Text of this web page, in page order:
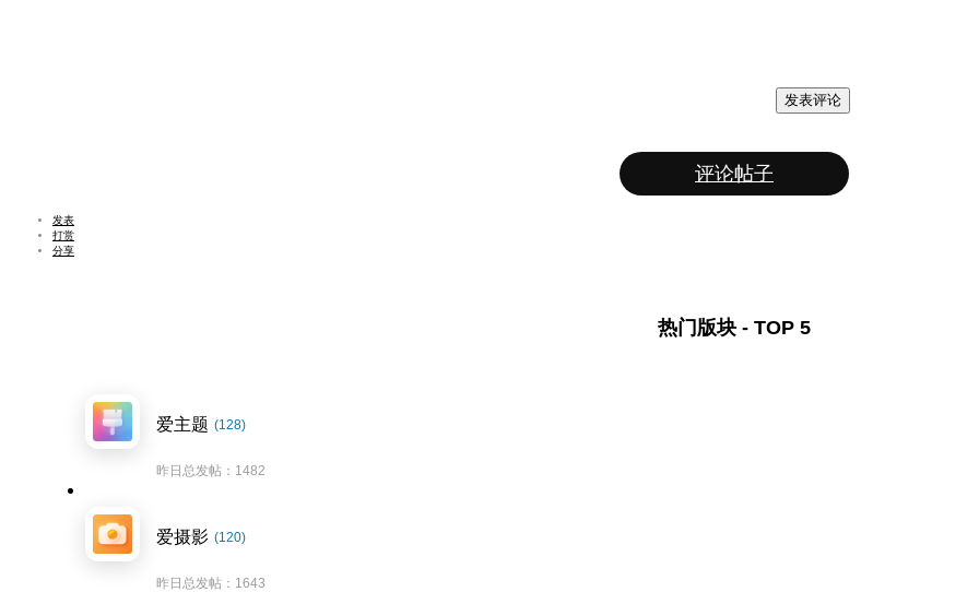
发表评论
评论帖子
发表
打赏
分享
热门版块 - TOP 5
爱主题 (128)
昨日总发帖：1482
爱摄影 (120)
昨日总发帖：1643